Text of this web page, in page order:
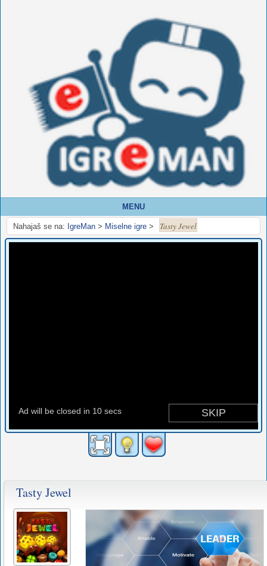
MENU
Nahajaš se na: IgreMan > Miselne igre > Tasty Jewel
Tasty Jewel